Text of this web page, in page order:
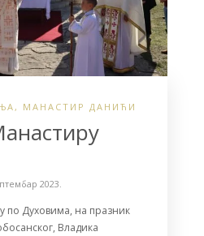
, МАНАСТИР ДАНИЋИ
2023.
по Духовима, на празник
Владика